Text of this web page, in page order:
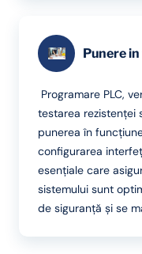
Punere
Programare PLC,
testarea rezistenței
punerea în
configurarea
esențiale care
sistemului sunt
de siguranță și se